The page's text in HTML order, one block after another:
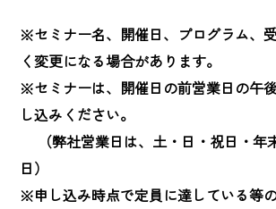
※セミナー名、開催日、プログラム、
く変更になる場合があります。
※セミナーは、開催日の前営業日の午
し込みください。
（弊社営業日は、土・日・祝日・年
日）
※申し込み時点で定員に達している等